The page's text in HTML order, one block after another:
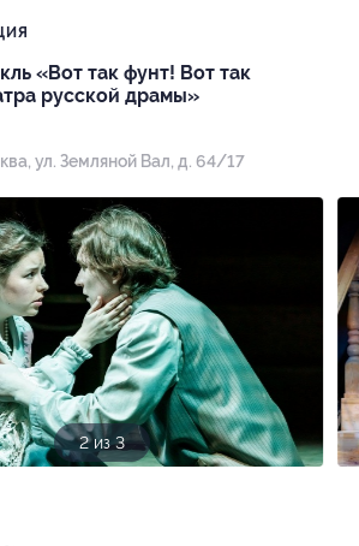
«Вот так фунт! Вот так
русской драмы»
ул. Земляной Вал, д. 64/17
3 из 3